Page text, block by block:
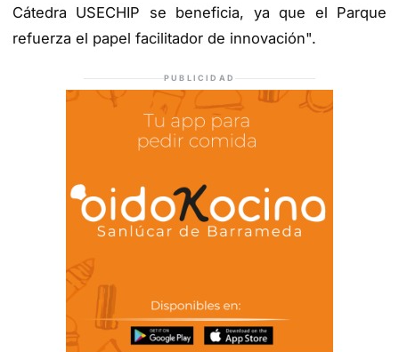
Cátedra USECHIP se beneficia, ya que el Parque
refuerza el papel facilitador de innovación".
PUBLICIDAD